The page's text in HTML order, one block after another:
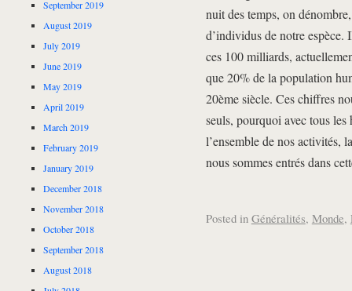
nuit des temps, on
d’individus de notre espèce.
ces 100 milliards,
que 20% de la population
20ème siècle. Ces chiffres
seuls, pourquoi avec tous
l’ensemble de nos activités,
nous sommes entrés dans
Posted in Généralités, Monde,
September 2019
August 2019
July 2019
June 2019
May 2019
April 2019
March 2019
February 2019
January 2019
December 2018
November 2018
October 2018
September 2018
August 2018